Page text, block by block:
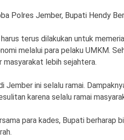
Polres Jember, Bupati Hendy
terus dilakukan untuk
melalui para pelaku UMKM.
lebih sejahtera.
Jember ini selalu ramai.
karena selalu ramai
para kades, Bupati berharap